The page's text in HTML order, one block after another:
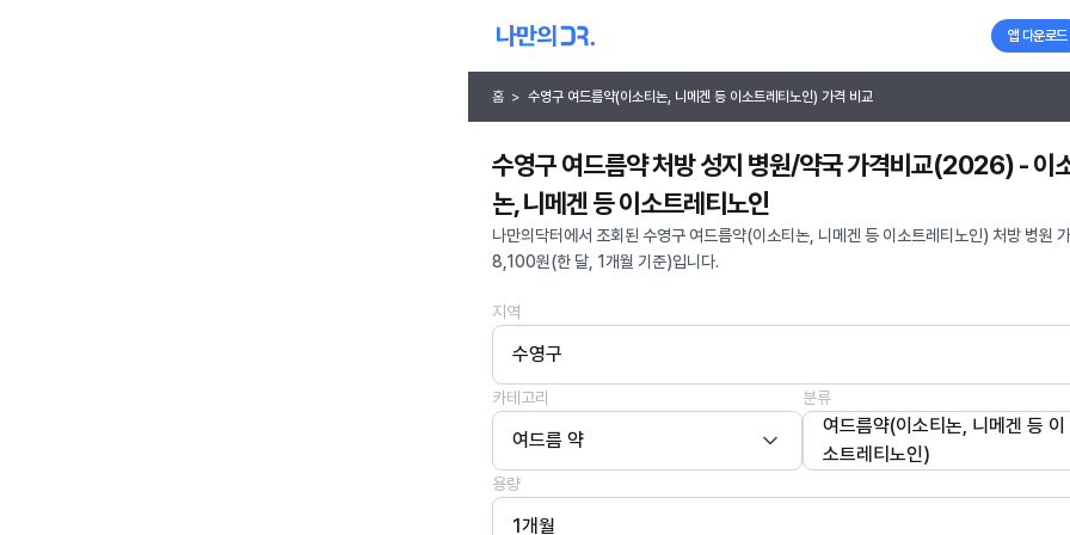
앱 다운로드
홈 > 수영구 여드름약(이소티논, 니메겐 등 이소트레티노인) 가격 비교
수영구 여드름약 처방 성지 병원/약국 가격비교(2026) - 이
논, 니메겐 등 이소트레티노인
나만의닥터에서 조회된 수영구 여드름약(이소티논, 니메겐 등 이소트레티노인) 처방 병원
8,100원(한 달, 1개월 기준)입니다.
지역
수영구
카테고리
여드름 약
분류
여드름약(이소티논, 니메겐 등 이
소트레티노인)
용량
1개월